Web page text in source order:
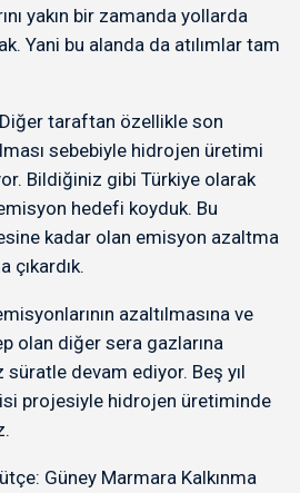
yakın bir zamanda yollarda
Yani bu alanda da atılımlar tam
taraftan özellikle son
sebebiyle hidrojen üretimi
Bildiğiniz gibi Türkiye olarak
hedefi koyduk. Bu
kadar olan emisyon azaltma
çıkardık.
azaltılmasına ve
olan diğer sera gazlarına
süratle devam ediyor. Beş yıl
projesiyle hidrojen üretiminde
Güney Marmara Kalkınma